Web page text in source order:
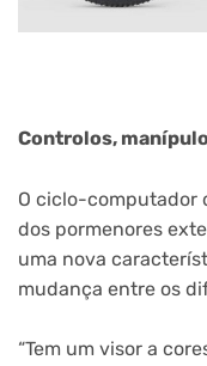
Controlos,
O ciclo-computador
dos pormenores
uma nova
mudança entre os
“Tem um visor a